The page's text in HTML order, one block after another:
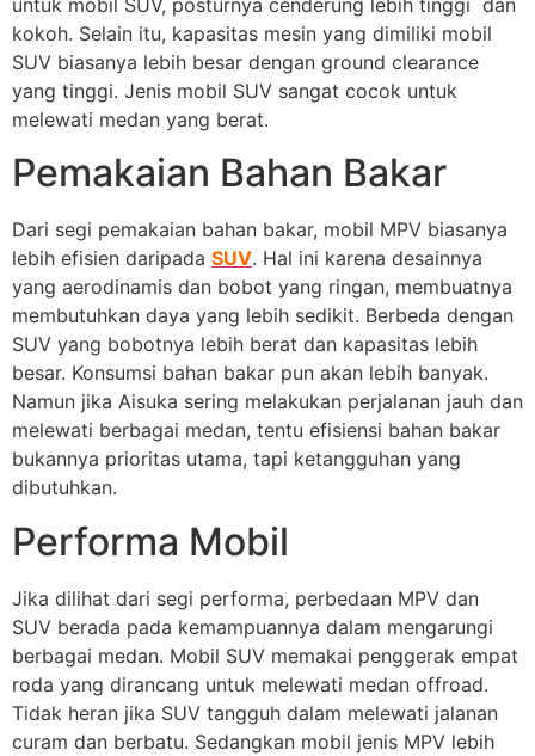
kokoh. Selain itu, kapasitas mesin yang dimiliki mobil
SUV biasanya lebih besar dengan ground clearance
yang tinggi. Jenis mobil SUV sangat cocok untuk
melewati medan yang berat.
Pemakaian Bahan Bakar
Dari segi pemakaian bahan bakar, mobil MPV biasanya
lebih efisien daripada SUV. Hal ini karena desainnya
yang aerodinamis dan bobot yang ringan, membuatnya
membutuhkan daya yang lebih sedikit. Berbeda dengan
SUV yang bobotnya lebih berat dan kapasitas lebih
besar. Konsumsi bahan bakar pun akan lebih banyak.
Namun jika Aisuka sering melakukan perjalanan jauh dan
melewati berbagai medan, tentu efisiensi bahan bakar
bukannya prioritas utama, tapi ketangguhan yang
dibutuhkan.
Performa Mobil
Jika dilihat dari segi performa, perbedaan MPV dan
SUV berada pada kemampuannya dalam mengarungi
berbagai medan. Mobil SUV memakai penggerak empat
roda yang dirancang untuk melewati medan offroad.
Tidak heran jika SUV tangguh dalam melewati jalanan
curam dan berbatu. Sedangkan mobil jenis MPV lebih